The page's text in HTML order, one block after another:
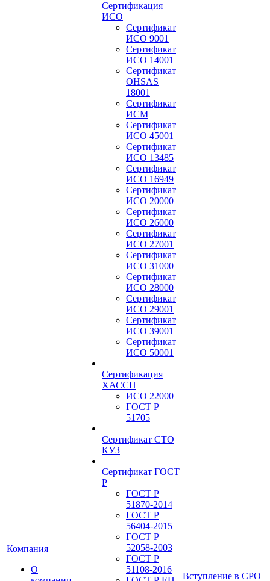
Компания
О
Сертификация
ИСО
Сертификат
ИСО 9001
Сертификат
ИСО 14001
Сертификат
OHSAS
18001
Сертификат
ИСМ
Сертификат
ИСО 45001
Сертификат
ИСО 13485
Сертификат
ИСО 16949
Сертификат
ИСО 20000
Сертификат
ИСО 26000
Сертификат
ИСО 27001
Сертификат
ИСО 31000
Сертификат
ИСО 28000
Сертификат
ИСО 29001
Сертификат
ИСО 39001
Сертификат
ИСО 50001
Сертификация
ХАССП
ИСО 22000
ГОСТ Р
51705
Сертификат СТО
КУЗ
Сертификат ГОСТ
Р
ГОСТ Р
51870-2014
ГОСТ Р
56404-2015
ГОСТ Р
52058-2003
ГОСТ Р
51108-2016
Вступление в СРО